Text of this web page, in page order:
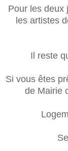
Pour les deux
les artistes
Il reste
Si vous êtes
de Mairie